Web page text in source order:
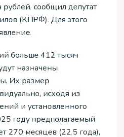
сообщил депутат
(КПРФ). Для этого
больше 412 тысяч
назначены
Их размер
исходя из
и установленного
году предполагаемый
270 месяцев (22,5 года),